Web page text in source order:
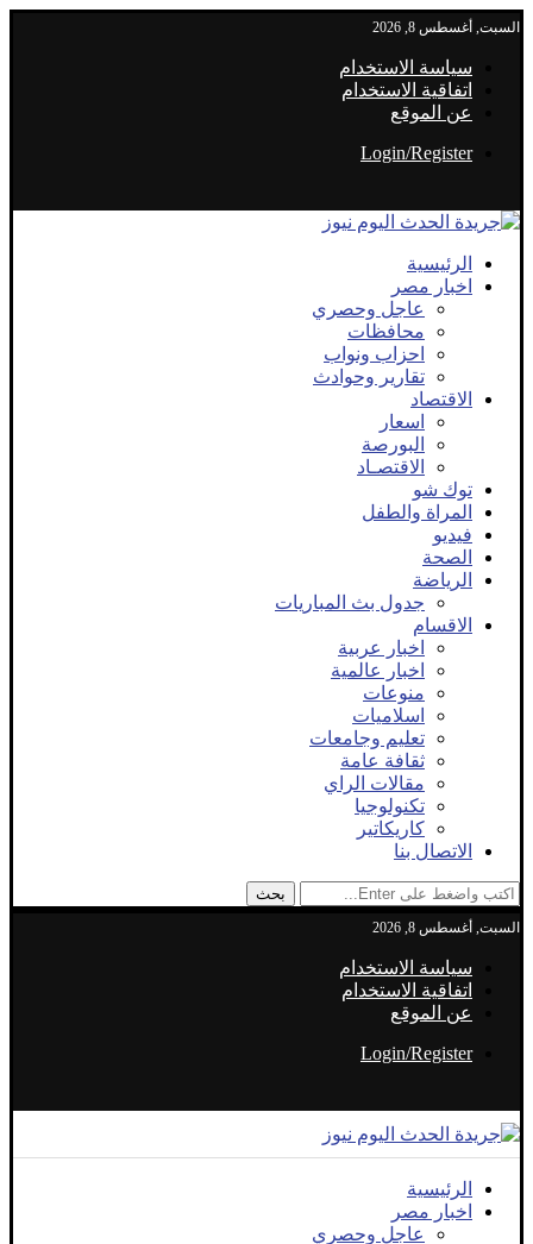
السبت, أغسطس 8, 2026
سياسة الاستخدام
اتفاقية الاستخدام
عن الموقع
Login/Register
الرئيسية
اخبار مصر
عاجل وحصري
محافظات
احزاب ونواب
تقارير وحوادث
الاقتصاد
اسعار
البورصة
الاقتصـاد
توك شو
المراة والطفل
فيديو
الصحة
الرياضة
جدول بث المباريات
الاقسام
اخبار عربية
اخبار عالمية
منوعات
اسلاميات
تعليم وجامعات
ثقافة عامة
مقالات الراي
تكنولوجيا
كاريكاتير
الاتصال بنا
بحث
السبت, أغسطس 8, 2026
سياسة الاستخدام
اتفاقية الاستخدام
عن الموقع
Login/Register
الرئيسية
اخبار مصر
عاجل وحصري